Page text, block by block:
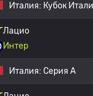
Италия: Кубок
Лацио
Интер
Италия: Серия А